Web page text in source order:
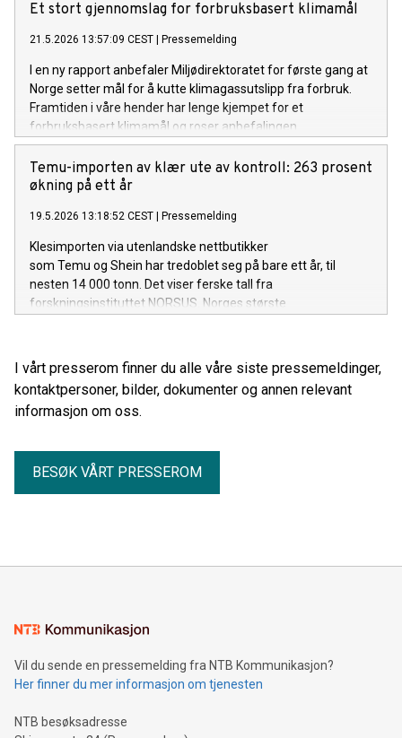
Et stort gjennomslag for forbruksbasert klimamål
21.5.2026 13:57:09 CEST Pressemelding
I en ny rapport anbefaler Miljødirektoratet for første gang at
Norge setter mål for å kutte klimagassutslipp fra forbruk.
Framtiden i våre hender har lenge kjempet for et
forbruksbasert klimamål og roser anbefalingen.
Temu-importen av klær ute av kontroll: 263 prosent
økning på ett år
19.5.2026 13:18:52 CEST Pressemelding
Klesimporten via utenlandske nettbutikker
som Temu og Shein har tredoblet seg på bare ett år, til
nesten 14 000 tonn. Det viser ferske tall fra
forskningsinstituttet NORSUS. Norges største
I vårt presserom finner du alle våre siste pressemeldinger,
kontaktpersoner, bilder, dokumenter og annen relevant
informasjon om oss.
BESØK VÅRT PRESSEROM
Vil du sende en pressemelding fra NTB Kommunikasjon?
Her finner du mer informasjon om tjenesten
NTB besøksadresse